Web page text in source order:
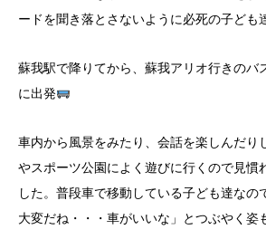
ードを聞き落とさないように必死の子ども
蘇我駅で降りてから、蘇我アリオ行きのバ
に出発
車内から風景をみたり、会話を楽しんだり
やスポーツ公園によく遊びに行くので見慣
した。普段車で移動している子ども達なの
大変だね・・・車がいいな」とつぶやく姿